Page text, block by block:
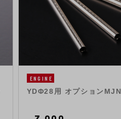
ENGINE
YDΦ28用 オプションMJN